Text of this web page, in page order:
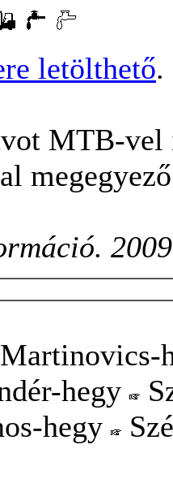
letölthető.
MTB-
Martinovics-
hegy
hegy